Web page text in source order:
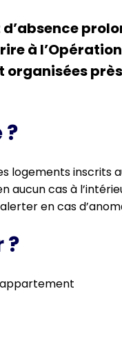
à
organisées
logements inscrits
aucun cas à
en cas
?
appartement